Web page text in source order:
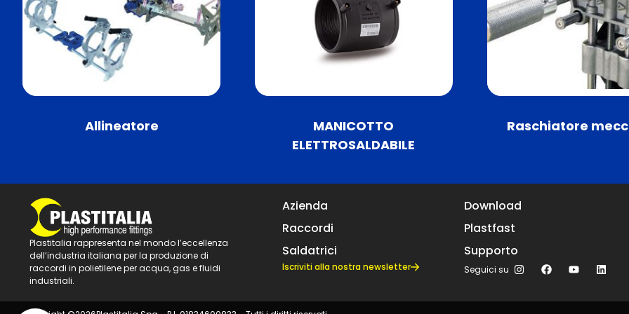
Allineatore
MANICOTTO
ELETTROSALDABILE
Raschiatore
Plastitalia rappresenta nel mondo l’eccellenza
dell’industria italiana per la produzione di
raccordi in polietilene per acqua, gas e fluidi
industriali.
Azienda
Raccordi
Saldatrici
Iscriviti alla nostra newsletter
Download
Plastfast
Supporto
Seguici su